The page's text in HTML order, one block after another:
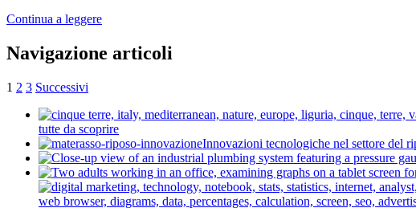
Continua a leggere
Navigazione articoli
1 2 3 Successivi
tutte da scoprire
Innovazioni tecnologiche nel settore del